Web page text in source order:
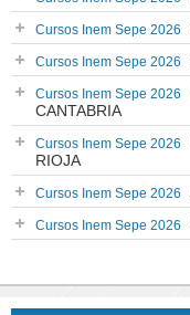
Cursos Inem Sepe 2026
Cursos Inem Sepe 2026
Cursos Inem Sepe 2026
CANTABRIA
Cursos Inem Sepe 2026
RIOJA
Cursos Inem Sepe 2026
Cursos Inem Sepe 2026